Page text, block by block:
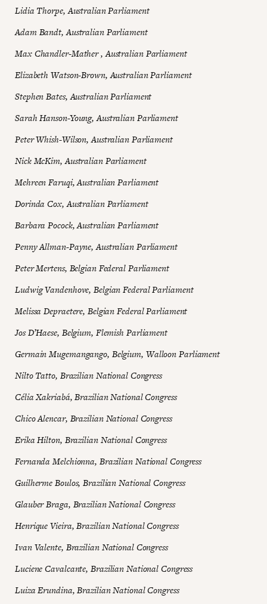
Lidia Thorpe, Australian Parliament
Adam Bandt, Australian Parliament
Max Chandler-Mather , Australian Parliament
Elizabeth Watson-Brown, Australian Parliament
Stephen Bates, Australian Parliament
Sarah Hanson-Young, Australian Parliament
Peter Whish-Wilson, Australian Parliament
Nick McKim, Australian Parliament
Mehreen Faruqi, Australian Parliament
Dorinda Cox, Australian Parliament
Barbara Pocock, Australian Parliament
Penny Allman-Payne, Australian Parliament
Peter Mertens, Belgian Federal Parliament
Ludwig Vandenhove, Belgian Federal Parliament
Melissa Depraetere, Belgian Federal Parliament
Jos D’Haese, Belgium, Flemish Parliament
Germain Mugemangango, Belgium, Walloon Parliament
Nilto Tatto, Brazilian National Congress
Célia Xakriabá, Brazilian National Congress
Chico Alencar, Brazilian National Congress
Erika Hilton, Brazilian National Congress
Fernanda Melchionna, Brazilian National Congress
Guilherme Boulos, Brazilian National Congress
Glauber Braga, Brazilian National Congress
Henrique Vieira, Brazilian National Congress
Ivan Valente, Brazilian National Congress
Luciene Cavalcante, Brazilian National Congress
Luiza Erundina, Brazilian National Congress